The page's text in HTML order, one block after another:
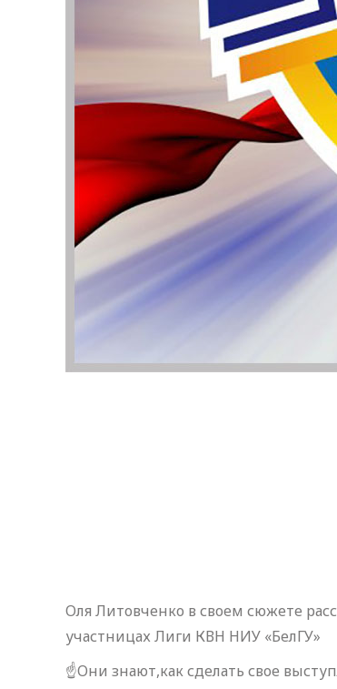
Оля Литовченко в своем сюжете
участницах Лиги КВН НИУ «БелГУ»
☝Они знают,как сделать свое